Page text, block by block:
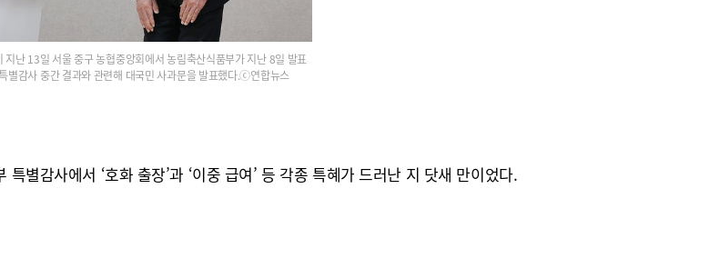
지난 13일 서울 중구 농협중앙회에서 농림축산식품부가 지난 8일 발표
별감사 중간 결과와 관련해 대국민 사과문을 발표했다.ⓒ연합뉴스
별감사에서 ‘호화 출장’과 ‘이중 급여’ 등 각종 특혜가 드러난 지 닷새 만이었다.